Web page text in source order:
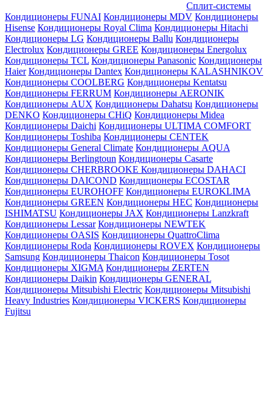
Сплит-системы
Кондиционеры FUNAI Кондиционеры MDV Кондиционеры
Hisense Кондиционеры Royal Clima Кондиционеры Hitachi
Кондиционеры LG Кондиционеры Ballu Кондиционеры
Electrolux Кондиционеры GREE Кондиционеры Energolux
Кондиционеры TCL Кондиционеры Panasonic Кондиционеры
Haier Кондиционеры Dantex Кондиционеры KALASHNIKOV
Кондиционеры СOOLBERG Кондиционеры Kentatsu
Кондиционеры FERRUM Кондиционеры AERONIK
Кондиционеры AUX Кондиционеры Dahatsu Кондиционеры
DENKO Кондиционеры CHiQ Кондиционеры Midea
Кондиционеры Daichi Кондиционеры ULTIMA COMFORT
Кондиционеры Toshiba Кондиционеры CENTEK
Кондиционеры General Climate Кондиционеры AQUA
Кондиционеры Berlingtoun Кондиционеры Casarte
Кондиционеры CHERBROOKE Кондиционеры DAHACI
Кондиционеры DAICOND Кондиционеры ECOSTAR
Кондиционеры EUROHOFF Кондиционеры EUROKLIMA
Кондиционеры GREEN Кондиционеры HEC Кондиционеры
ISHIMATSU Кондиционеры JAX Кондиционеры Lanzkraft
Кондиционеры Lessar Кондиционеры NEWTEK
Кондиционеры OASIS Кондиционеры QuattroClima
Кондиционеры Roda Кондиционеры ROVEX Кондиционеры
Samsung Кондиционеры Thaicon Кондиционеры Tosot
Кондиционеры XIGMA Кондиционеры ZERTEN
Кондиционеры Daikin Кондиционеры GENERAL
Кондиционеры Mitsubishi Electric Кондиционеры Mitsubishi
Heavy Industries Кондиционеры VICKERS Кондиционеры
Fujitsu